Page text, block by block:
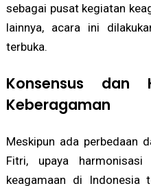
sebagai pusat kegiatan
lainnya, acara ini
terbuka.
Konsensus dan
Keberagaman
Meskipun ada perbedaan
Fitri, upaya
keagamaan di Indonesia